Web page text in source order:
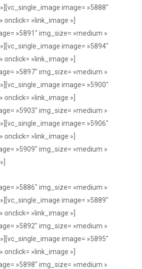
image= »5888″
»link_image »]
»5891″ img_size= »medium »
image= »5894″
»link_image »]
»5897″ img_size= »medium »
image= »5900″
»link_image »]
»5903″ img_size= »medium »
image= »5906″
»link_image »]
»5909″ img_size= »medium »
»5886″ img_size= »medium »
image= »5889″
»link_image »]
»5892″ img_size= »medium »
image= »5895″
»link_image »]
»5898″ img_size= »medium »